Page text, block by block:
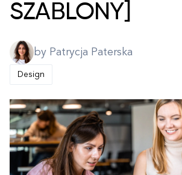
SZABLONY]
by Patrycja Paterska
Design